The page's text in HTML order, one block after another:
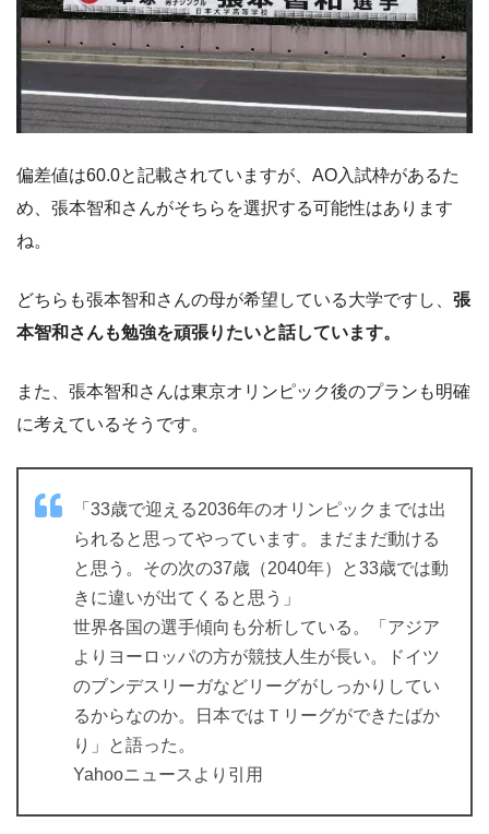
偏差値は60.0と記載されていますが、AO入試枠があるた
め、張本智和さんがそちらを選択する可能性はあります
ね。
どちらも張本智和さんの母が希望している大学ですし、 張
本智和さんも勉強を頑張りたいと話しています。
また、張本智和さんは東京オリンピック後のプランも明確
に考えているそうです。
「33歳で迎える2036年のオリンピックまでは出
られると思ってやっています。まだまだ動ける
と思う。その次の37歳（2040年）と33歳では動
きに違いが出てくると思う」
世界各国の選手傾向も分析している。「アジア
よりヨーロッパの方が競技人生が長い。ドイツ
のブンデスリーガなどリーグがしっかりしてい
るからなのか。日本ではＴリーグができたばか
り」と語った。
Yahooニュースより引用